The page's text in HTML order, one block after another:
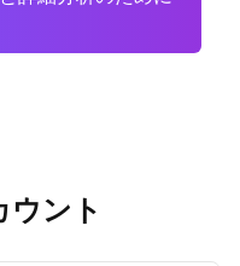
ント